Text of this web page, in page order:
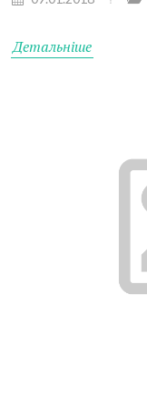
Детальніше